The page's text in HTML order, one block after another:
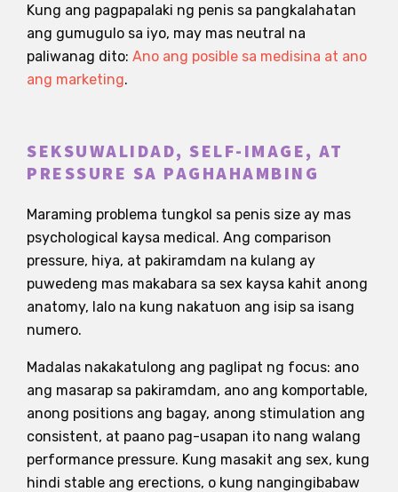
Kung ang pagpapalaki ng penis sa pangkalahatan
ang gumugulo sa iyo, may mas neutral na
paliwanag dito: Ano ang posible sa medisina at ano
ang marketing.
SEKSUWALIDAD, SELF-IMAGE, AT
PRESSURE SA PAGHAHAMBING
Maraming problema tungkol sa penis size ay mas
psychological kaysa medical. Ang comparison
pressure, hiya, at pakiramdam na kulang ay
puwedeng mas makabara sa sex kaysa kahit anong
anatomy, lalo na kung nakatuon ang isip sa isang
numero.
Madalas nakakatulong ang paglipat ng focus: ano
ang masarap sa pakiramdam, ano ang komportable,
anong positions ang bagay, anong stimulation ang
consistent, at paano pag-usapan ito nang walang
performance pressure. Kung masakit ang sex, kung
hindi stable ang erections, o kung nangingibabaw